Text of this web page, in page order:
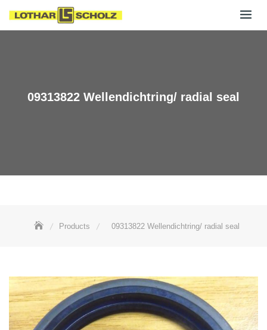
09313822 Wellendichtring/ radial seal
Products 09313822 Wellendichtring/ radial seal